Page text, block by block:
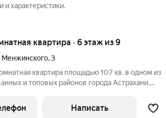
характеристики.
квартира · 6 этаж из 9
Менжинского,3
квартира площадью 107 кв. в одном из
и топовых районов города Астрахани.
не проживал. В квартире три жилые комнаты,
Написать